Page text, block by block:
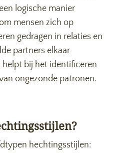
logische manier
mensen zich op
gedragen in relaties en
partners elkaar
bij het identificeren
ongezonde patronen.
hechtingsstijlen: